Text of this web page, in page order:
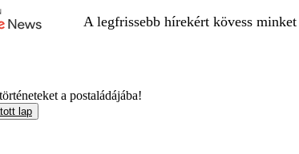
A legfrissebb hírekért kövess minket
a postaládájába!
lap